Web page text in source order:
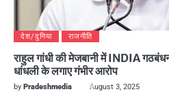
देश/दुनिया राजनीति
राहुल गांधी की मेजबानी में INDIA
धांधली के लगाए गंभीर आरोप
by Pradeshmedia August 3, 2025